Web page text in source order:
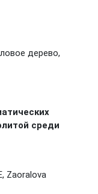
дерево,
среди
Zaoralova